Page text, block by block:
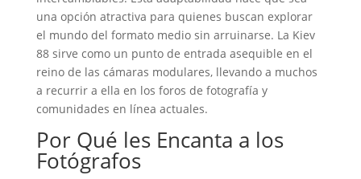
una opción atractiva para quienes buscan explorar
el mundo del formato medio sin arruinarse. La Kiev
88 sirve como un punto de entrada asequible en el
reino de las cámaras modulares, llevando a muchos
a recurrir a ella en los foros de fotografía y
comunidades en línea actuales.
Por Qué les Encanta a los
Fotógrafos